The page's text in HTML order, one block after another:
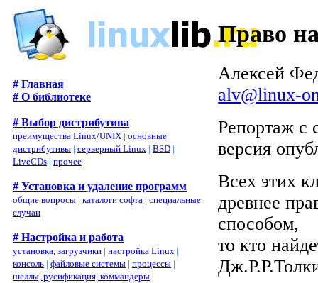
# Главная
# О библиотеке
# Выбор дистрибутива
преимущества Linux/UNIX | основные
дистрибутивы | серверный Linux | BSD |
LiveCDs | прочее
# Установка и удаление программ
общие вопросы | каталоги софта | специальные
случаи
# Настройка и работа
установка, загрузчики | настройка Linux |
консоль | файловые системы | процессы |
шеллы, русификация, коммандеры |
Право
Алексей
alv@linux-
Репортаж с
версия
Всех этих
древнее
способом,
то кто